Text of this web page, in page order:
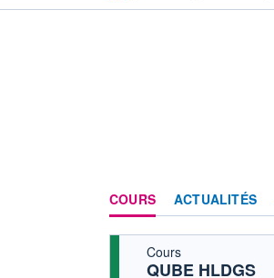
COURS ACTUALITÉS
Cours
QUBE HLDGS